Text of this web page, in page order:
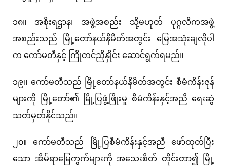
၁၈။ အစိုးရဌာန၊ အဖွဲ့အစည်း သို့မဟုတ် ပုဂ္ဂလိကအဖွဲ့
အစည်းသည် မြို့တော်နယ်နိမိတ်အတွင်း မြေအသုံးချလိုပါ
က ကော်မတီနှင့် ကြိုတင်ညှိနှိုင်း ဆောင်ရွက်ရမည်။
၁၉။ ကော်မတီသည် မြို့တော်နယ်နိမိတ်အတွင်း စီမံကိန်းဇုန်
များကို မြို့တော်၏ မြို့ပြဖွံ့ဖြိုးမှု စီမံကိန်းနှင့်အညီ ရေးဆွဲ
သတ်မှတ်နိုင်သည်။
၂၀။ ကော်မတီသည် မြို့ပြစီမံကိန်းနှင့်အညီ ဖော်ထုတ်ပြီး
သော အိမ်ရာမြေကွက်များကို အသေးစိတ် တိုင်းတာ၍ မြို့